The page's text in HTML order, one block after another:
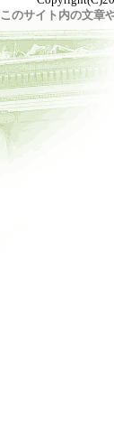
このサイト内の文章